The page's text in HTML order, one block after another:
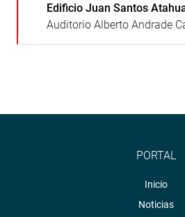
Edificio Juan Santos
Auditorio Alberto Andrade
PORTAL
Inicio
Noticias